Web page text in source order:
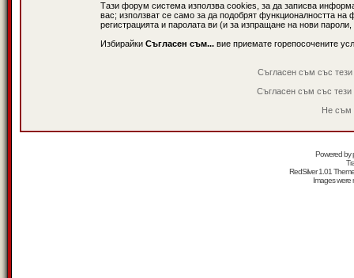
Тази форум система използва cookies, за да записва
вас; използват се само за да подобрят функционалността
регистрацията и паролата ви (и за изпращане на нови
Избирайки Съгласен съм... вие приемате горепосочените
Съгласен съм със
Съгласен съм със
Не съм
Powered by
RedSilver 1.01
Images were